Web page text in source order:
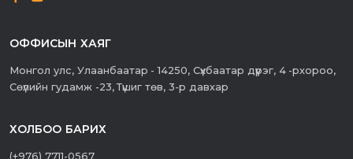
ОФФИСЫН ХАЯГ
Монгол улс, Улаанбаатар - 14250, Сүхбаатар дүүрэг, 4 -рхороо,
Сөүлийн гудамж -23, Түшиг төв, 3-р давхар
ХОЛБОО БАРИХ
(+976) 7711-0567